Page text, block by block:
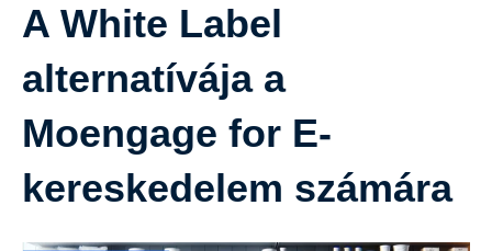
A White Label
alternatívája a
Moengage for E-
kereskedelem számára